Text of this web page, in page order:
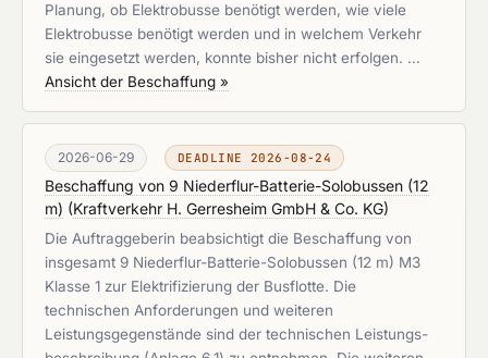
Planung, ob Elektrobusse benötigt werden, wie viele
Elektrobusse benötigt werden und in welchem Verkehr
sie eingesetzt werden, konnte bisher nicht erfolgen. …
Ansicht der Beschaffung »
2026-06-29 DEADLINE 2026-08-24
Beschaffung von 9 Niederflur-Batterie-Solobussen (12
m) (Kraftverkehr H. Gerresheim GmbH & Co. KG)
Die Auftraggeberin beabsichtigt die Beschaffung von
insgesamt 9 Niederflur-Batterie-Solobussen (12 m) M3
Klasse 1 zur Elektrifizierung der Busflotte. Die
technischen Anforderungen und weiteren
Leistungsgegenstände sind der technischen Leistungs-